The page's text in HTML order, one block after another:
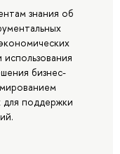
знания об
бизнес-
для поддержки